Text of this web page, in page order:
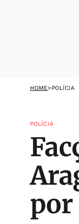
HOME>POLÍCIA
POLÍCIA
por